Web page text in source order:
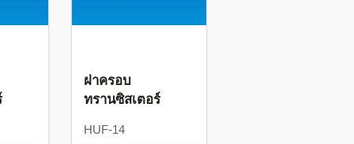
ฝาครอบ
ทรานซิสเตอร์
HUF-14